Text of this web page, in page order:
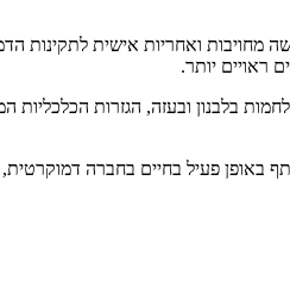
מחויבות ואחריות אישית
ראויים יותר.
בלבנון ובעזה, הגזרות הכלכליות
באופן פעיל בחיים בחברה דמוקרטית,